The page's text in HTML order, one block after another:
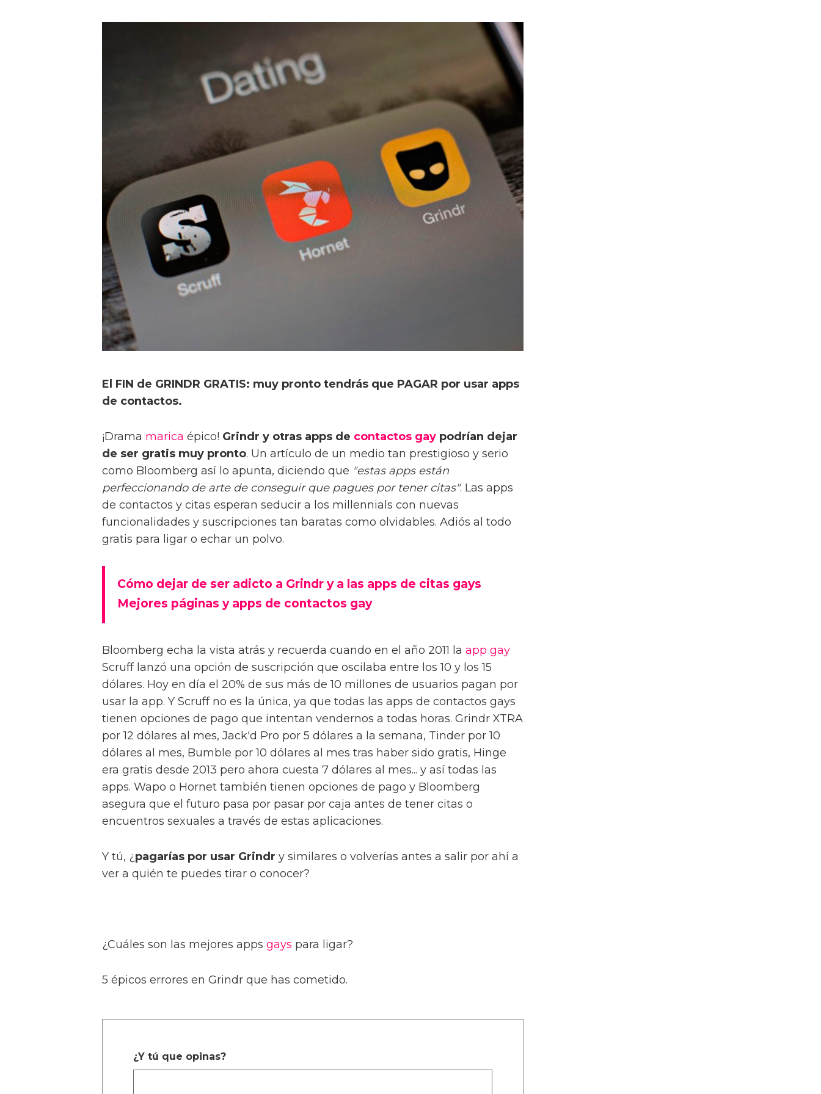
El FIN de GRINDR GRATIS: muy pronto tendrás que PAGAR por usar apps
de contactos.
¡Drama marica épico! Grindr y otras apps de contactos gay podrían dejar
de ser gratis muy pronto. Un artículo de un medio tan prestigioso y serio
como Bloomberg así lo apunta, diciendo que "estas apps están
perfeccionando de arte de conseguir que pagues por tener citas". Las apps
de contactos y citas esperan seducir a los millennials con nuevas
funcionalidades y suscripciones tan baratas como olvidables. Adiós al todo
gratis para ligar o echar un polvo.
Cómo dejar de ser adicto a Grindr y a las apps de citas gays
Mejores páginas y apps de contactos gay
Bloomberg echa la vista atrás y recuerda cuando en el año 2011 la app gay
Scruff lanzó una opción de suscripción que oscilaba entre los 10 y los 15
dólares. Hoy en día el 20% de sus más de 10 millones de usuarios pagan por
usar la app. Y Scruff no es la única, ya que todas las apps de contactos gays
tienen opciones de pago que intentan vendernos a todas horas. Grindr XTRA
por 12 dólares al mes, Jack'd Pro por 5 dólares a la semana, Tinder por 10
dólares al mes, Bumble por 10 dólares al mes tras haber sido gratis, Hinge
era gratis desde 2013 pero ahora cuesta 7 dólares al mes... y así todas las
apps. Wapo o Hornet también tienen opciones de pago y Bloomberg
asegura que el futuro pasa por pasar por caja antes de tener citas o
encuentros sexuales a través de estas aplicaciones.
Y tú, ¿ pagarías por usar Grindr y similares o volverías antes a salir por ahí a
ver a quién te puedes tirar o conocer?
¿Cuáles son las mejores apps gays para ligar?
5 épicos errores en Grindr que has cometido.
¿Y tú que opinas?